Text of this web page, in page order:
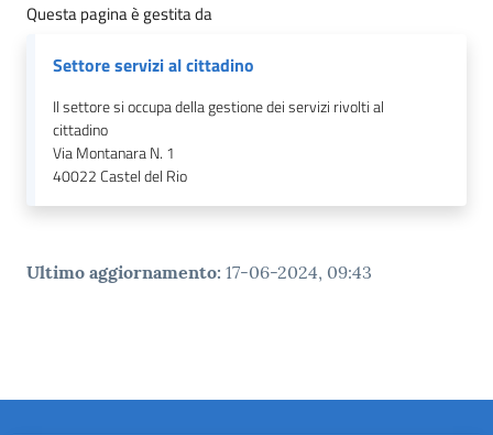
Questa pagina è gestita da
Settore servizi al cittadino
Il settore si occupa della gestione dei servizi rivolti al
cittadino
Via Montanara N. 1
40022Castel del Rio
Ultimo aggiornamento: 17-06-2024, 09:43